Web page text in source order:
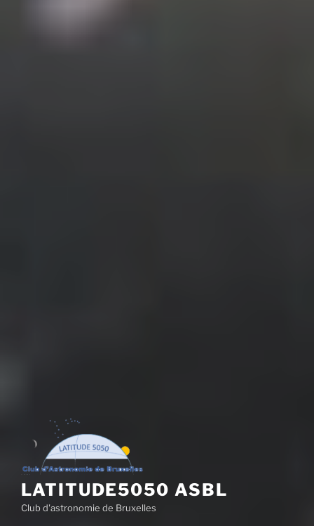
LATITUDE5050 ASBL
Club d'astronomie de Bruxelles